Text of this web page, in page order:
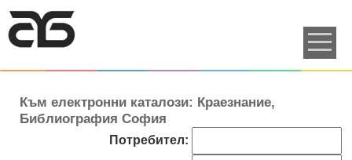
Към електронни каталози: Краезнание,
Библиография София
Потребител: